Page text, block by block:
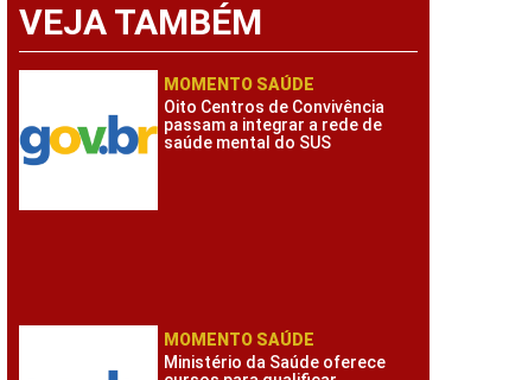
VEJA TAMBÉM
MOMENTO SAÚDE
Oito Centros de Convivência
passam a integrar a rede de
saúde mental do SUS
MOMENTO SAÚDE
Ministério da Saúde oferece